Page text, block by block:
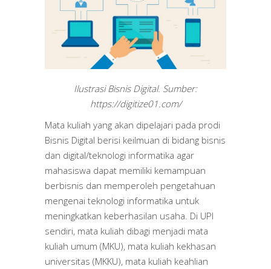
Ilustrasi Bisnis Digital. Sumber:
https://digitize01.com/
Mata kuliah yang akan dipelajari pada prodi
Bisnis Digital berisi keilmuan di bidang bisnis
dan digital/teknologi informatika agar
mahasiswa dapat memiliki kemampuan
berbisnis dan memperoleh pengetahuan
mengenai teknologi informatika untuk
meningkatkan keberhasilan usaha. Di UPI
sendiri, mata kuliah dibagi menjadi mata
kuliah umum (MKU), mata kuliah kekhasan
universitas (MKKU), mata kuliah keahlian